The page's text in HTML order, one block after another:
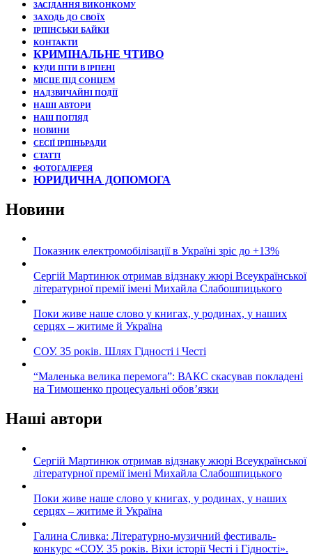
ЗАСІДАННЯ ВИКОНКОМУ
ЗАХОДЬ ДО СВОЇХ
ІРПІНСЬКИ БАЙКИ
КОНТАКТИ
КРИМІНАЛЬНЕ ЧТИВО
КУДИ ПІТИ В ІРПЕНІ
МІСЦЕ ПІД СОНЦЕМ
НАДЗВИЧАЙНІ ПОДЇЇ
НАШІ АВТОРИ
НАШ ПОГЛЯД
НОВИНИ
СЕСІЇ ІРПІНЬРАДИ
СТАТТІ
ФОТОГАЛЕРЕЯ
ЮРИДИЧНА ДОПОМОГА
Новини
Показник електромобілізації в Україні зріс до +13%
Сергій Мартинюк отримав відзнаку жюрі Всеукраїнської
літературної премії імені Михайла Слабошпицького
Поки живе наше слово у книгах, у родинах, у наших
серцях – житиме й Україна
СОУ. 35 років. Шлях Гідності і Честі
“Маленька велика перемога”: ВАКС скасував покладені
на Тимошенко процесуальні обов’язки
Наші автори
Сергій Мартинюк отримав відзнаку жюрі Всеукраїнської
літературної премії імені Михайла Слабошпицького
Поки живе наше слово у книгах, у родинах, у наших
серцях – житиме й Україна
Галина Сливка: Літературно-музичний фестиваль-
конкурс «СОУ. 35 років. Віхи історії Честі і Гідності».